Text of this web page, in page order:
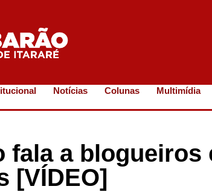
Notícias Colunas Multimídia
fala a blogueiros
[VÍDEO]